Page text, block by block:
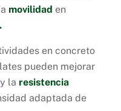
movilidad en
en concreto
pueden mejorar
y la resistencia
adaptada de